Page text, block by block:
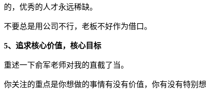
的，优秀的人才永远稀缺。
不要总是用公司不行，老板不好作为借口。
5、追求核心价值，核心目标
重述一下俞军老师对我的直截了当。
你关注的重点是你想做的事情有没有价值，你有没有特别想